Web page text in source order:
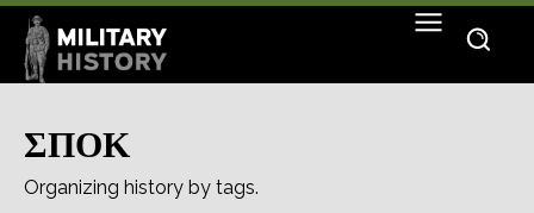
ΣΠΟΚ
Organizing history by tags.